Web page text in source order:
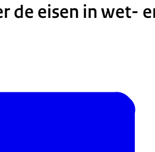
de eisen in wet-